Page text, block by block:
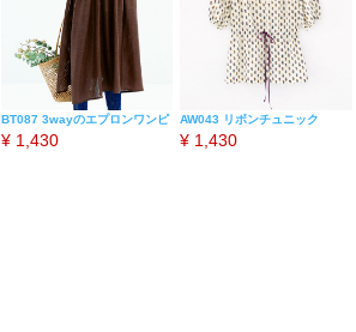
BT087 3wayのエプロンワンピ
¥ 1,430
AW043 リボンチュニック
¥ 1,430